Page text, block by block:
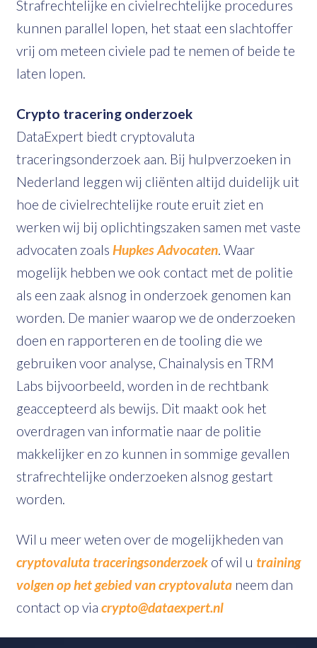
Strafrechtelijke en civielrechtelijke procedures
kunnen parallel lopen, het staat een slachtoffer
vrij om meteen civiele pad te nemen of beide te
laten lopen.
Crypto tracering onderzoek
DataExpert biedt cryptovaluta
traceringsonderzoek aan. Bij hulpverzoeken in
Nederland leggen wij cliënten altijd duidelijk uit
hoe de civielrechtelijke route eruit ziet en
werken wij bij oplichtingszaken samen met vaste
advocaten zoals Hupkes Advocaten. Waar
mogelijk hebben we ook contact met de politie
als een zaak alsnog in onderzoek genomen kan
worden. De manier waarop we de onderzoeken
doen en rapporteren en de tooling die we
gebruiken voor analyse, Chainalysis en TRM
Labs bijvoorbeeld, worden in de rechtbank
geaccepteerd als bewijs. Dit maakt ook het
overdragen van informatie naar de politie
makkelijker en zo kunnen in sommige gevallen
strafrechtelijke onderzoeken alsnog gestart
worden.
Wil u meer weten over de mogelijkheden van
cryptovaluta traceringsonderzoek of wil u training
volgen op het gebied van cryptovaluta neem dan
contact op via crypto@dataexpert.nl